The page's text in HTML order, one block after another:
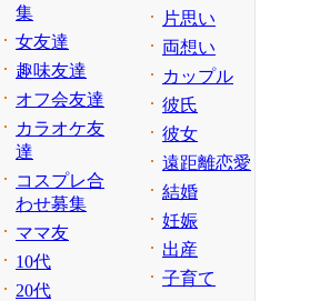
集
女友達
趣味友達
オフ会友達
カラオケ友
達
コスプレ合
わせ募集
ママ友
10代
20代
片思い
両想い
カップル
彼氏
彼女
遠距離恋愛
結婚
妊娠
出産
子育て